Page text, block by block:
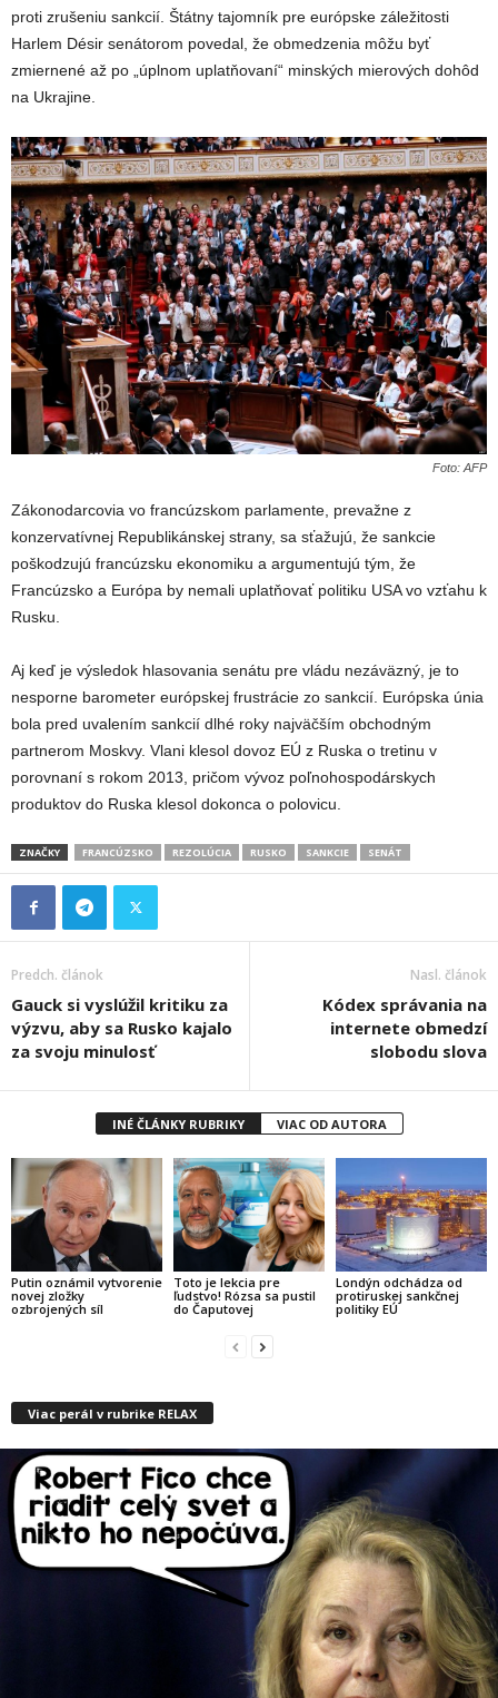
proti zrušeniu sankcií. Štátny tajomník pre európske záležitosti
Harlem Désir senátorom povedal, že obmedzenia môžu byť
zmiernené až po „úplnom uplatňovaní“ minských mierových dohôd
na Ukrajine.
Foto: AFP
Zákonodarcovia vo francúzskom parlamente, prevažne z
konzervatívnej Republikánskej strany, sa sťažujú, že sankcie
poškodzujú francúzsku ekonomiku a argumentujú tým, že
Francúzsko a Európa by nemali uplatňovať politiku USA vo vzťahu k
Rusku.
Aj keď je výsledok hlasovania senátu pre vládu nezáväzný, je to
nesporne barometer európskej frustrácie zo sankcií. Európska únia
bola pred uvalením sankcií dlhé roky najväčším obchodným
partnerom Moskvy. Vlani klesol dovoz EÚ z Ruska o tretinu v
porovnaní s rokom 2013, pričom vývoz poľnohospodárskych
produktov do Ruska klesol dokonca o polovicu.
ZNAČKY FRANCÚZSKO REZOLÚCIA RUSKO SANKCIE SENÁT
Predch. článok
Gauck si vyslúžil kritiku za
výzvu, aby sa Rusko kajalo
za svoju minulosť
Nasl. článok
Kódex správania na
internete obmedzí
slobodu slova
INÉ ČLÁNKY RUBRIKY VIAC OD AUTORA
Putin oznámil vytvorenie
novej zložky
ozbrojených síl
Toto je lekcia pre
ľudstvo! Rózsa sa pustil
do Čaputovej
Londýn odchádza od
protiruskej sankčnej
politiky EÚ
Viac perál v rubrike RELAX